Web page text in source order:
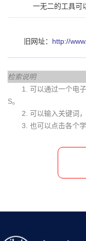
一无二的工具可
旧网址： http://
检索说明
1. 可以通过一个电
S。
2. 可以输入关键词
3. 也可以点击各个